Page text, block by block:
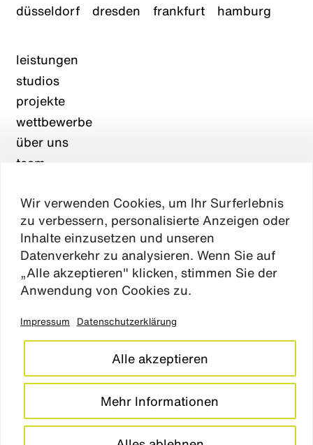
Wir verwenden Cookies, um Ihr Surferlebnis
zu verbessern, personalisierte Anzeigen oder
Inhalte einzusetzen und unseren
Datenverkehr zu analysieren. Wenn Sie auf
„Alle akzeptieren" klicken, stimmen Sie der
Anwendung von Cookies zu.
Impressum Datenschutzerklärung
Mehr Informationen
Alle akzeptieren
düsseldorf dresden frankfurt hamburg
leistungen
studios
projekte
wettbewerbe
über uns
team
aktuelles
kontakt
impressum
datenschutz
cookie einstellungen
barrierefreiheitserklärung